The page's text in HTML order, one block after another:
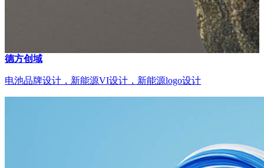
德方创域
电池品牌设计，新能源VI设计，新能源logo设计